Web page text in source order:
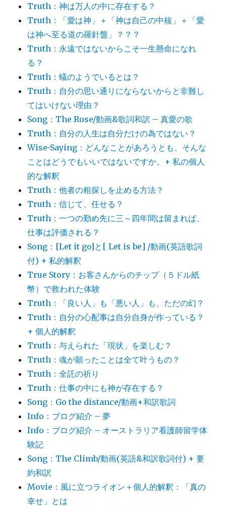
Truth：神は万人の中に存在する？
Truth：「愛は神」＋「神は自己の中核」＋「愛
は神へ至る道の羅針盤」？？？
Truth：永遠ではないからこそ一生懸命になれ
る？
Truth：蟻のようでいるとは？
Truth：自分の思い通りにならないからと非難し
てはいけない理由？
Song：The Rose/動画&歌詞和訳 – 真愛の歌
Truth：自分の人生は自分だけの為ではない？
Wise-Saying：どんなことがあろうとも、そんな
ことはどうでもいいではないですか。+ 私の個人
的な解釈
Truth：他者の粗探しを止める方法？
Truth：信じて、任せる？
Truth：一つの勤め先に三～四年間は留まれば、
仕事は評価される？
Song：[Let it go]と[ Let is be] /動画(英語歌詞
付) + 私的解釈
True Story：お客さんからのチップ（５ドル紙
幣）で救われた体験
Truth：「良い人」も「悪い人」も、ただの幻？
Truth：自分の心配事は自分自身が作っている？
+ 個人的解釈
Truth：与えられた「現状」を楽しむ？
Truth：魂が願ったことは全て叶うもの？
Truth：全託の祈り
Truth：仕事の中にも神が存在する？
Song：Go the distance/動画+和訳歌詞
Info：ブログ紹介 – 夢
Info：ブログ紹介 – オーストラリア看護師留学体
験記
Song：The Climb/動画(英語&和訳歌詞付) + 要
約和訳
Movie：風に立つライオン＋個人的解釈：「真の
幸せ」とは